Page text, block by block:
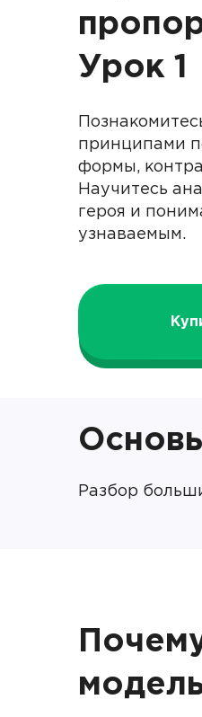
Урок 1
принципами
формы,
Научитесь
героя и
узнаваемым.
Разбор